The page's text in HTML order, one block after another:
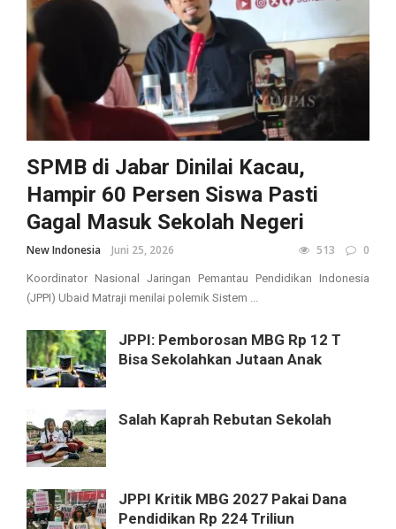
SPMB di Jabar Dinilai Kacau,
Hampir 60 Persen Siswa Pasti
Gagal Masuk Sekolah Negeri
New Indonesia Juni 25, 2026 513 0
Koordinator Nasional Jaringan Pemantau Pendidikan Indonesia
(JPPI) Ubaid Matraji menilai polemik Sistem ...
JPPI: Pemborosan MBG Rp 12 T
Bisa Sekolahkan Jutaan Anak
Salah Kaprah Rebutan Sekolah
JPPI Kritik MBG 2027 Pakai Dana
Pendidikan Rp 224 Triliun